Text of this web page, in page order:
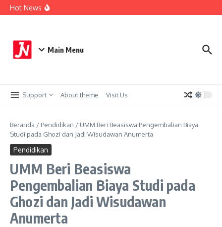
Lewati ke konten
Hot News
Titip Pesan Ini
Main Menu
Support About theme Visit Us
Beranda / Pendidikan / UMM Beri Beasiswa Pengembalian Biaya
Studi pada Ghozi dan Jadi Wisudawan Anumerta
Pendidikan
UMM Beri Beasiswa
Pengembalian Biaya Studi pada
Ghozi dan Jadi Wisudawan
Anumerta